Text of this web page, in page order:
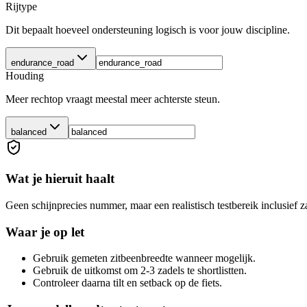
Rijtype
Dit bepaalt hoeveel ondersteuning logisch is voor jouw discipline.
endurance_road
Houding
Meer rechtop vraagt meestal meer achterste steun.
balanced
Wat je hieruit haalt
Geen schijnprecies nummer, maar een realistisch testbereik inclusief
Waar je op let
Gebruik gemeten zitbeenbreedte wanneer mogelijk.
Gebruik de uitkomst om 2-3 zadels te shortlistten.
Controleer daarna tilt en setback op de fiets.